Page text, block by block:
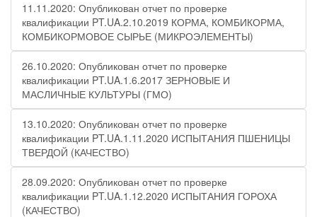
11.11.2020: Опубликован отчет по проверке
квалификации PT.UA.2.10.2019 КОРМА, КОМБИКОРМА,
КОМБИКОРМОВОЕ СЫРЬЕ (МИКРОЭЛЕМЕНТЫ)
26.10.2020: Опубликован отчет по проверке
квалификации PT.UA.1.6.2017 ЗЕРНОВЫЕ И
МАСЛИЧНЫЕ КУЛЬТУРЫ (ГМО)
13.10.2020: Опубликован отчет по проверке
квалификации PT.UA.1.11.2020 ИСПЫТАНИЯ ПШЕНИЦЫ
ТВЕРДОЙ (КАЧЕСТВО)
28.09.2020: Опубликован отчет по проверке
квалификации PT.UA.1.12.2020 ИСПЫТАНИЯ ГОРОХА
(КАЧЕСТВО)